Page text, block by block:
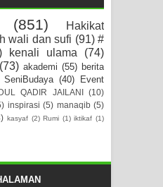
(851)
Hakikat
wali dan sufi (91) #
kenali ulama
(74)
(73) akademi (55) berita
SeniBudaya (40) Event
QADIR JAILANI (10)
inspirasi (5) manaqib (5)
kasyaf (2) Rumi (1) iktikaf (1)